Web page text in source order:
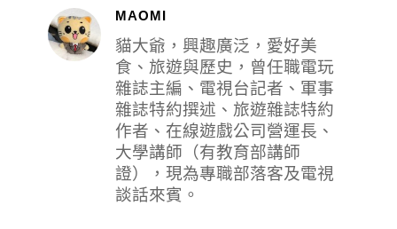
MAOMI
貓大爺，興趣廣泛，愛好美
食、旅遊與歷史，曾任職電玩
雜誌主編、電視台記者、軍事
雜誌特約撰述、旅遊雜誌特約
作者、在線遊戲公司營運長、
大學講師（有教育部講師
證），現為專職部落客及電視
談話來賓。